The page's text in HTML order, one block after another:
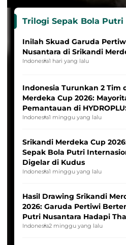
Trilogi Sepak Bola Putri
Inilah Skuad Garuda
Nusantara di Srikandi
Indonesia1 hari yang lalu
Indonesia Turunkan 2 Tim
Merdeka Cup 2026:
Pemantauan di
League
Indonesia1 minggu yang lalu
Srikandi Merdeka Cup
Sepak Bola Putri
Digelar di Kudus
Indonesia1 minggu yang lalu
Hasil Drawing Srikandi
2026: Garuda Pertiwi
Putri Nusantara Hadapi
Indonesia2 minggu yang lalu